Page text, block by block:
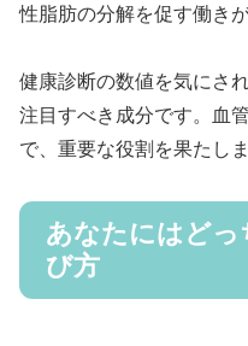
性脂肪の分解を促す働き
健康診断の数値を気にさ
注目すべき成分です。血
で、重要な役割を果たしま
あなたにはどっ
び方